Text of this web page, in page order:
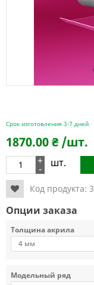
Срок изготовления 3-7 дней
1870.00₴ /шт.
+
- шт.
Код продукта:
Опции заказа
Толщина акрила
Модельный ряд